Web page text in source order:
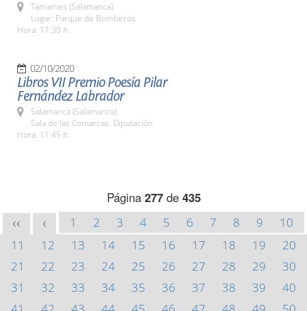
Tamames (Salamanca)
Lugar: Parque de Bomberos
Hora: 11:30 h.
02/10/2020
Libros VII Premio Poesía Pilar
Fernández Labrador
Salamanca (Salamanca)
Sala de las Comarcas. Diputación
Hora: 11:45 h.
Página 277de 435
<< < 1 2 3 4 5 6 7 8 9
10
11
12 13 14 15 16 17 18 19
20
21
22 23 24 25 26 27 28 29
30
31
32 33 34 35 36 37 38 39
40